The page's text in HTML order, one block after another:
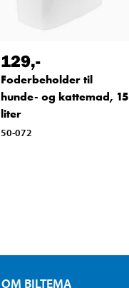
129,-
Foderbeholder til
hunde- og kattemad, 15
liter
50-072
OM BILTEMA